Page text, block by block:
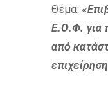
Θέμα: «
Ε.Ο.Φ. για
από